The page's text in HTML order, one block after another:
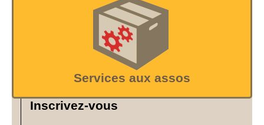
Services aux assos
Inscrivez-vous